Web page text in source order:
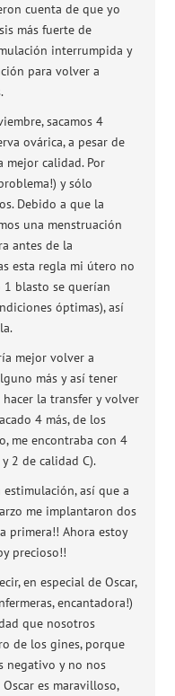
cuenta de que yo
más fuerte de
interrumpida y
para volver a
sacamos 4
ovárica, a pesar de
mejor calidad. Por
y sólo
Debido a que la
una menstruación
antes de la
esta regla mi útero no
blasto se querían
óptimas), así
mejor volver a
más y así tener
la transfer y volver
4 más, de los
me encontraba con 4
2 de calidad C).
así que a
me implantaron dos
primera!! Ahora estoy
precioso!!
en especial de Oscar,
encantadora!)
que nosotros
de los gines, porque
negativo y no nos
es maravilloso,